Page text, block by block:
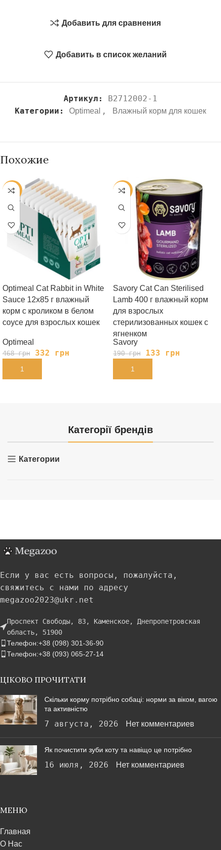
Добавить для сравнения
Добавить в список желаний
Артикул: B2712002-1
Категории:
Optimeal , Влажный корм для кошек
Похожие
-29%
Optimeal Cat Rabbit in White
Sauce 12х85 г влажный
корм с кроликом в белом
соусе для взрослых кошек
Optimeal
468грн 332 грн
В КОРЗИНУ
-30%
Savory Cat Can Sterilised
Lamb 400 г влажный корм
для взрослых
стерилизованных кошек с
ягненком
Savory
190грн 133 грн
В КОРЗИНУ
Категорії брендів
Категории
Если у вас есть вопросы, пожалуйста,
свяжитесь с нами по адресу
megazoo2023@ukr.net
Проспект Свободы, 83, Каменское, Днепропетровская
область, 51900
Телефон:+38 (098) 301-36-90
Телефон:+38 (093) 065-27-14
ЦІКОВО ПРОЧИТАТИ
Скільки корму потрібно собаці: норми за віком, вагою
та активністю
7 августа, 2026 Нет комментариев
Як почистити зуби коту та навіщо це потрібно
16 июля, 2026 Нет комментариев
МЕНЮ
Главная
О Нас